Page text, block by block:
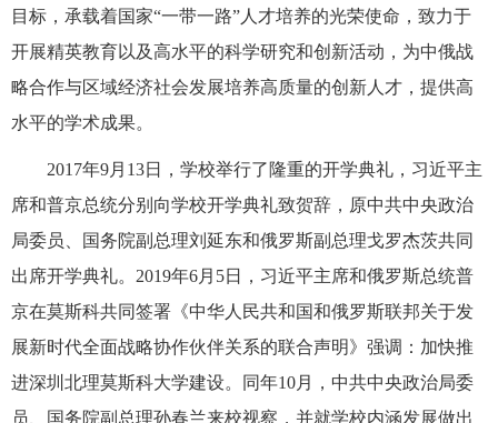
目标，承载着国家“一带一路”人才培养的光荣使命，致力于
开展精英教育以及高水平的科学研究和创新活动，为中俄战
略合作与区域经济社会发展培养高质量的创新人才，提供高
水平的学术成果。
2017年9月13日，学校举行了隆重的开学典礼，习近平主
席和普京总统分别向学校开学典礼致贺辞，原中共中央政治
局委员、国务院副总理刘延东和俄罗斯副总理戈罗杰茨共同
出席开学典礼。2019年6月5日，习近平主席和俄罗斯总统普
京在莫斯科共同签署《中华人民共和国和俄罗斯联邦关于发
展新时代全面战略协作伙伴关系的联合声明》强调：加快推
进深圳北理莫斯科大学建设。同年10月，中共中央政治局委
员、国务院副总理孙春兰来校视察，并就学校内涵发展做出